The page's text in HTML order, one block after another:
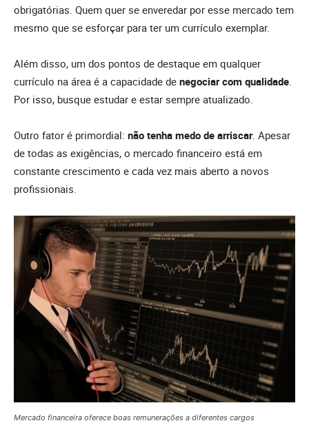
obrigatórias. Quem quer se enveredar por esse mercado tem
mesmo que se esforçar para ter um currículo exemplar.
Além disso, um dos pontos de destaque em qualquer
currículo na área é a capacidade de negociar com qualidade
Por isso, busque estudar e estar sempre atualizado.
Outro fator é primordial: não tenha medo de arriscar. Apesar
de todas as exigências, o mercado financeiro está em
constante crescimento e cada vez mais aberto a novos
profissionais.
Mercado financeira oferece boas remunerações a diferentes cargos